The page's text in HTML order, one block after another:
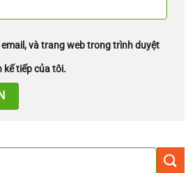
và trang web trong trình duyệt
kế tiếp của tôi.